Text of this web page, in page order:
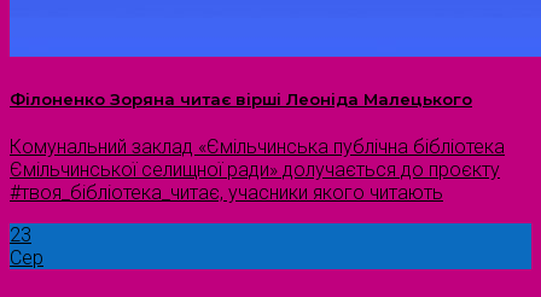
Філоненко Зоряна читає вірші Леоніда Малецького
Комунальний заклад «Ємільчинська публічна бібліотека
Ємільчинської селищної ради» долучається до проєкту
#твоя_бібліотека_читає, учасники якого читають
23
Сер